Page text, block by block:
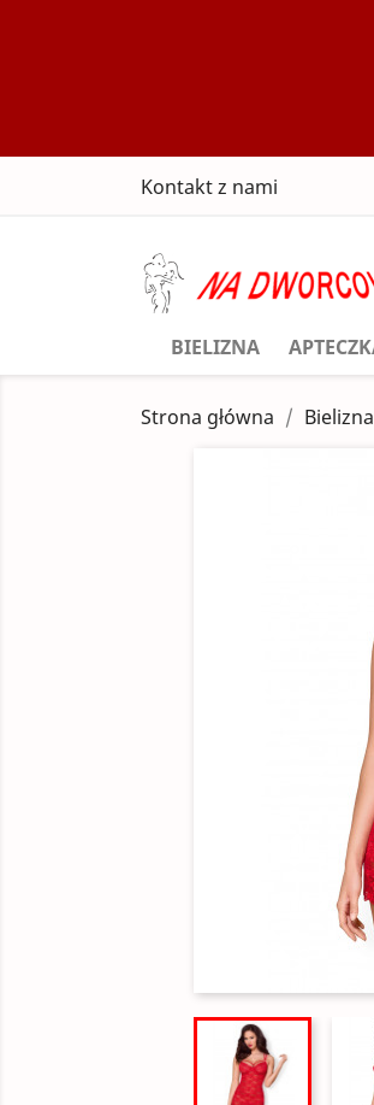
Kontakt z nami
BIELIZNA
Strona główna Bielizna